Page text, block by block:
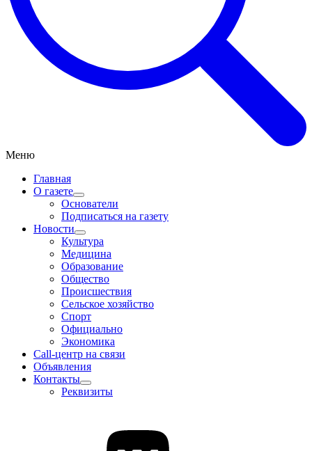
Меню
Главная
О газете
Основатели
Подписаться на газету
Новости
Культура
Медицина
Образование
Общество
Происшествия
Сельское хозяйство
Спорт
Официально
Экономика
Call-центр на связи
Объявления
Контакты
Реквизиты